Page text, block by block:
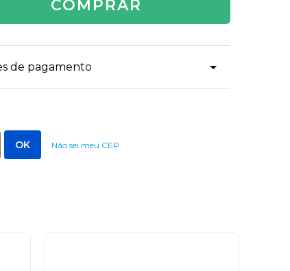
COMPRAR
de pagamento
Não sei meu CEP